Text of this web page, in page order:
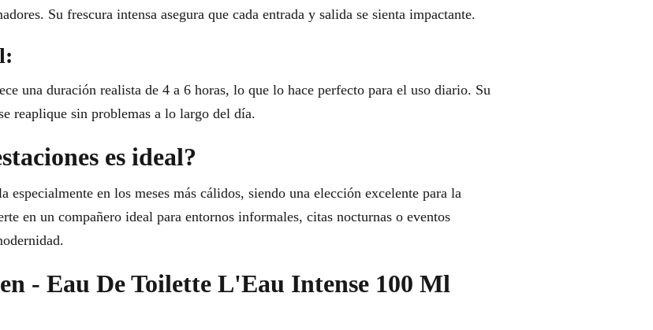
Su frescura intensa asegura que cada entrada y salida se sienta impactante.
una duración realista de 4 a 6 horas, lo que lo hace perfecto para el uso diario. Su
reaplique sin problemas a lo largo del día.
es ideal?
en los meses más cálidos, siendo una elección excelente para la
en un compañero ideal para entornos informales, citas nocturnas o eventos
- Eau De Toilette L'Eau Intense 100 Ml